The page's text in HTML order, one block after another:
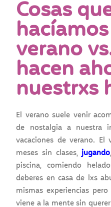
Cosas
verano
hacen
nuestrxs
El verano suele venir
de nostalgia a nuestra
vacaciones de verano. El
meses sin clases, jugando
piscina, comiendo
deberes en casa de lxs
mismas experiencias
viene a la mente sin